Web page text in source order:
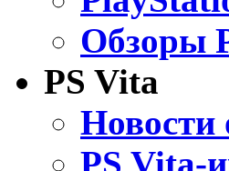
Обзоры
PS Vita
Новости